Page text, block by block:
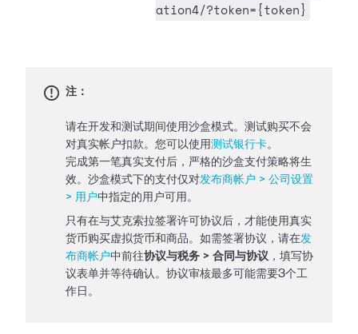
ation4/?token={token}
注：
请在开发和测试期间使用沙盒模式。测试购买不会
对真实帐户扣款。您可以使用测试银行卡。
完成第一笔真实支付后，严格的沙盒支付策略将生
效。沙盒模式下的支付仅对发布商帐户 > 公司设置
> 用户中指定的用户可用。
只有在与艾克索拉签署许可协议后，才能使用真实
货币购买虚拟货币和商品。如需签署协议，请在发
布商帐户中前往协议与税务 > 合同与协议 ，填写协
议表单并等待确认。协议审核最多可能需要3个工
作日。